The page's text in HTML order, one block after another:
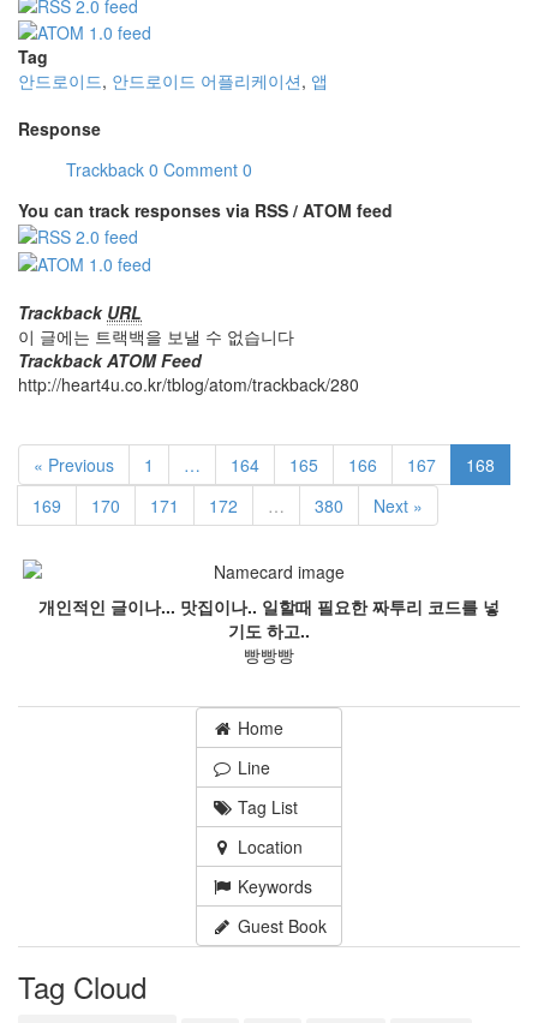
Tag
안드로이드, 안드로이드 어플리케이션, 앱
Response
Trackback 0 Comment 0
You can track responses via RSS / ATOM feed
Trackback URL
이 글에는 트랙백을 보낼 수 없습니다
Trackback ATOM Feed
http://heart4u.co.kr/tblog/atom/trackback/280
« Previous 1 … 164 165 166 167
168
169
170 171 172 … 380 Next »
개인적인 글이나... 맛집이나.. 일할때 필요한 짜투리 코드를 넣
기도 하고..
빵빵빵
Home
Line
Tag List
Location
Keywords
Guest Book
Tag Cloud